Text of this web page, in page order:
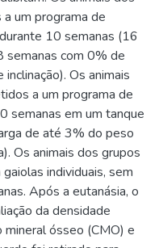
um programa de
10 semanas (16
semanas com 0% de
Os animais
a um programa de
semanas em um tanque
de até 3% do peso
Os animais dos grupos
individuais, sem
Após a eutanásia, o
da densidade
ósseo (CMO) e